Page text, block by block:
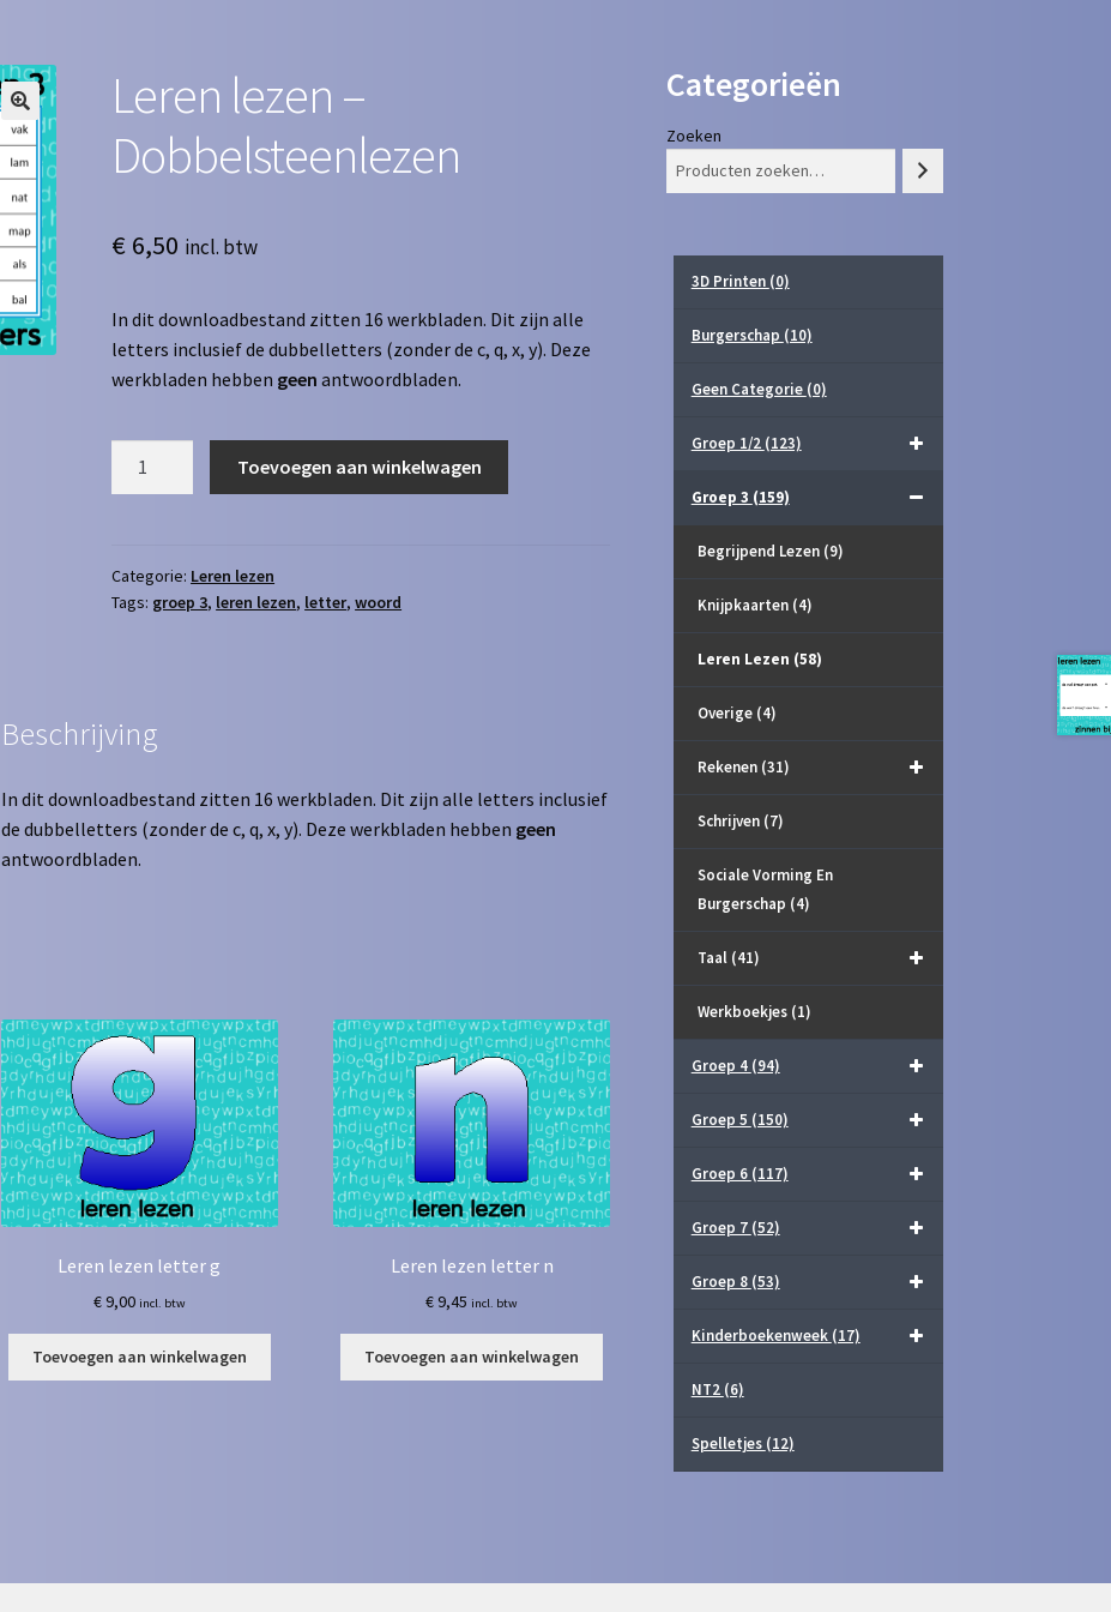
Leren lezen –
Dobbelsteenlezen
€ 6,50 incl. btw
In dit downloadbestand zitten 16 werkbladen. Dit zijn alle
letters inclusief de dubbelletters (zonder de c, q, x, y). Deze
werkbladen hebben geen antwoordbladen.
aantal
Toevoegen aan winkelwagen
Categorie: Leren lezen
Tags: groep 3, leren lezen, letter,woord
Beschrijving
In dit downloadbestand zitten 16 werkbladen. Dit zijn alle letters inclusief
de dubbelletters (zonder de c, q, x, y). Deze werkbladen hebben geen
antwoordbladen.
Leren lezen letter g
€9,00 incl. btw
Toevoegen aan winkelwagen
Leren lezen letter n
€9,45 incl. btw
Toevoegen aan winkelwagen
Categorieën
Zoeken
3D Printen (0)
Burgerschap (10)
Geen Categorie (0)
Groep 1/2 (123)
Groep 3 (159)
Begrijpend Lezen (9)
Knijpkaarten (4)
Leren Lezen (58)
Overige (4)
Rekenen (31)
Schrijven (7)
Sociale Vorming En
Burgerschap (4)
Taal (41)
Werkboekjes (1)
Groep 4 (94)
Groep 5 (150)
Groep 6 (117)
Groep 7 (52)
Groep 8 (53)
Kinderboekenweek (17)
NT2 (6)
Spelletjes (12)